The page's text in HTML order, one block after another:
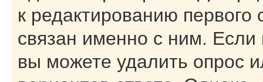
к редактированию
связан именно с ним. Если
вы можете удалить опрос